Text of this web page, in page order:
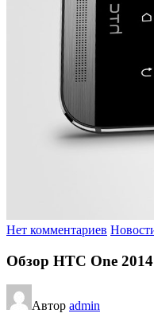
Нет комментариев
Обзор HTC One
Автор admin